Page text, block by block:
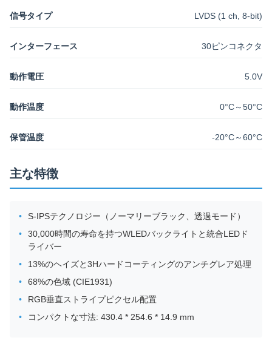
信号タイプ LVDS (1 ch, 8-bit)
インターフェース 30ピンコネクタ
動作電圧 5.0V
動作温度 0°C～50°C
保管温度 -20°C～60°C
主な特徴
S-IPSテクノロジー（ノーマリーブラック、透過モード）
30,000時間の寿命を持つWLEDバックライトと統合LEDド
ライバー
13%のヘイズと3Hハードコーティングのアンチグレア処理
68%の色域 (CIE1931)
RGB垂直ストライプピクセル配置
コンパクトな寸法: 430.4 * 254.6 * 14.9 mm